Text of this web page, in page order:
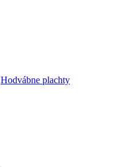
Hodvábne plachty